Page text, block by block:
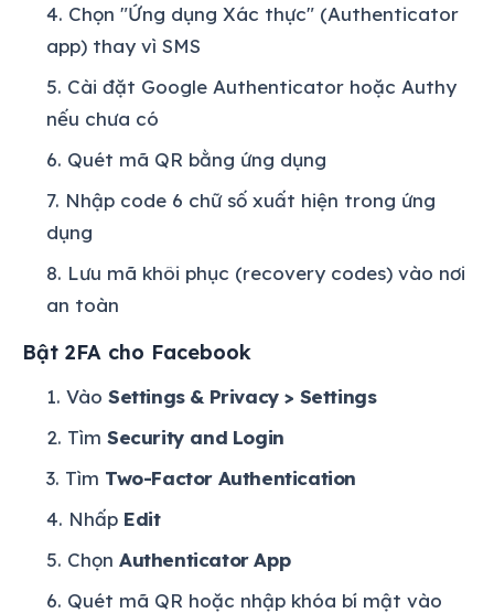
Chọn "Ứng dụng Xác thực" (Authenticator
app) thay vì SMS
Cài đặt Google Authenticator hoặc Authy
nếu chưa có
Quét mã QR bằng ứng dụng
Nhập code 6 chữ số xuất hiện trong ứng
dụng
Lưu mã khôi phục (recovery codes) vào nơi
an toàn
Bật 2FA cho Facebook
Vào Settings & Privacy > Settings
Tìm Security and Login
Tìm Two-Factor Authentication
Nhấp Edit
Chọn Authenticator App
Quét mã QR hoặc nhập khóa bí mật vào